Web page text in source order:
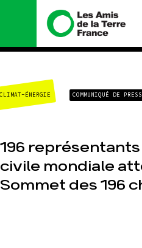
Nous connaître
Histoire
Valeurs
Équipes et
CLIMAT-ÉNERGIE COMMUNIQUÉ DE
196
civile mondiale
Sommet des 196